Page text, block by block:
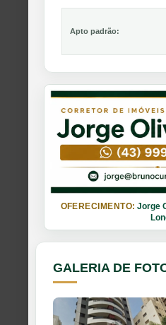
Apto padrão:
OFERECIMENTO: Jorge
GALERIA DE